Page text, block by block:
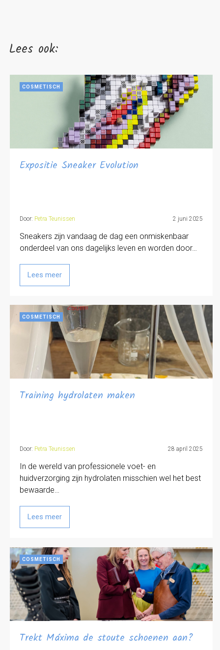
Lees ook:
COSMETISCH
Expositie Sneaker Evolution
Door: Petra Teunissen 2 juni 2025
Sneakers zijn vandaag de dag een onmiskenbaar
onderdeel van ons dagelijks leven en worden door…
Lees meer
COSMETISCH
Training hydrolaten maken
Door: Petra Teunissen 28 april 2025
In de wereld van professionele voet- en
huidverzorging zijn hydrolaten misschien wel het best
bewaarde…
Lees meer
COSMETISCH
Trekt Máxima de stoute schoenen aan?